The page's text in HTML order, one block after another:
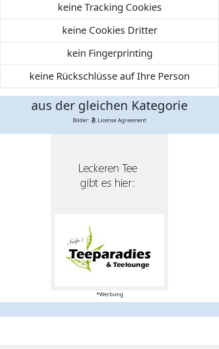
keine Tracking Cookies
keine Cookies Dritter
kein Fingerprinting
keine Rückschlüsse auf Ihre Person
aus der gleichen Kategorie
Bilder: License Agreement
*Werbung